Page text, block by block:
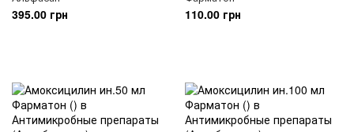
395.00 грн 110.00 грн